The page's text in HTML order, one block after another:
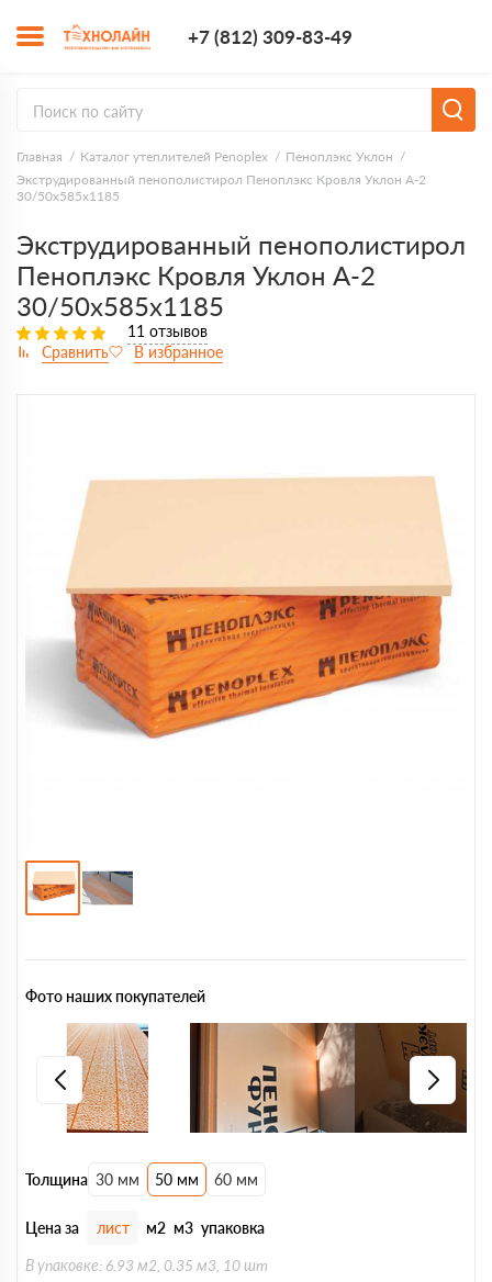
+7 (812) 309-83-49
Главная Каталог утеплителей Penoplex
Пеноплэкс Уклон
Экструдированный пенополистирол Пеноплэкс Кровля Уклон А-2
30/50х585х1185
Экструдированный пенополистирол
Пеноплэкс Кровля Уклон А-2
30/50х585х1185
11 отзывов
Толщина 30 мм 50 мм 60 мм
Цена за лист м2 м3 упаковка
В упаковке: 6.93 м2, 0.35 м3, 10 шт
Фото наших покупателей